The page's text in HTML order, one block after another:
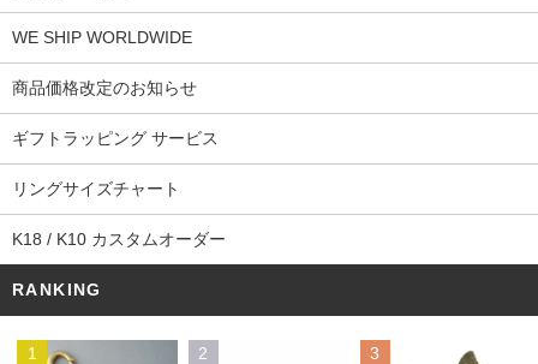
WE SHIP WORLDWIDE
商品価格改定のお知らせ
ギフトラッピング サービス
リングサイズチャート
K18 / K10 カスタムオーダー
RANKING
1 2 3